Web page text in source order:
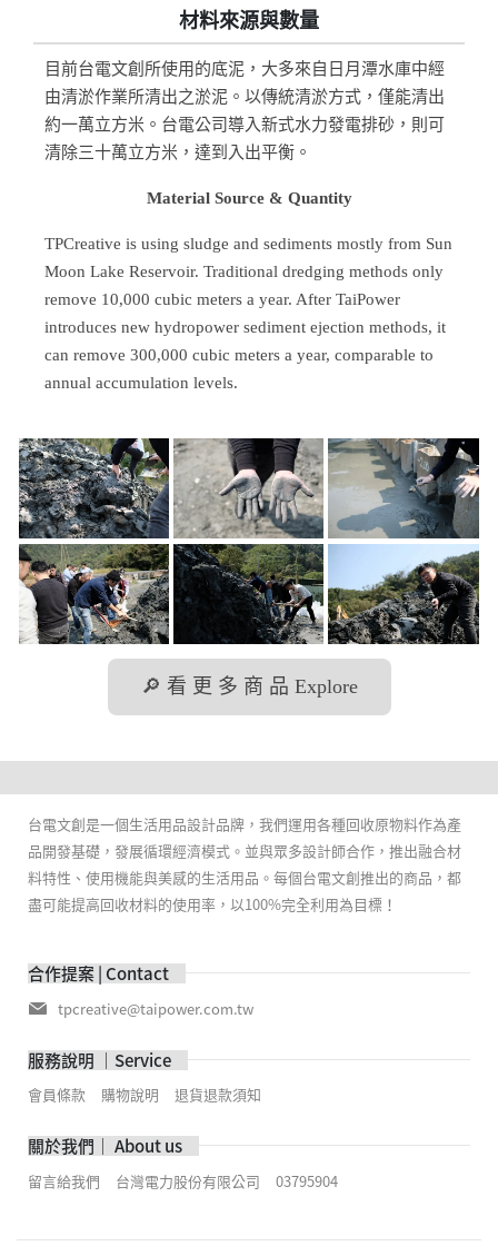
材料來源與數量
目前台電文創所使用的底泥，大多來自日月潭水庫中經
由清淤作業所清出之淤泥。以傳統清淤方式，僅能清出
約一萬立方米。台電公司導入新式水力發電排砂，則可
清除三十萬立方米，達到入出平衡。
Material Source & Quantity
TPCreative is using sludge and sediments mostly from Sun
Moon Lake Reservoir. Traditional dredging methods only
remove 10,000 cubic meters a year. After TaiPower
introduces new hydropower sediment ejection methods, it
can remove 300,000 cubic meters a year, comparable to
annual accumulation levels.
🔎 看 更 多 商 品 Explore
合作提案 | Contact
tpcreative@taipower.com.tw
服務說明 ｜Service
會員條款 購物說明 退貨退款須知
關於我們｜ About us
留言給我們 台灣電力股份有限公司 03795904
台電文創是一個生活用品設計品牌，我們運用各種回收原物料作為產
品開發基礎，發展循環經濟模式。並與眾多設計師合作，推出融合材
料特性、使用機能與美感的生活用品。每個台電文創推出的商品，都
盡可能提高回收材料的使用率，以100%完全利用為目標！